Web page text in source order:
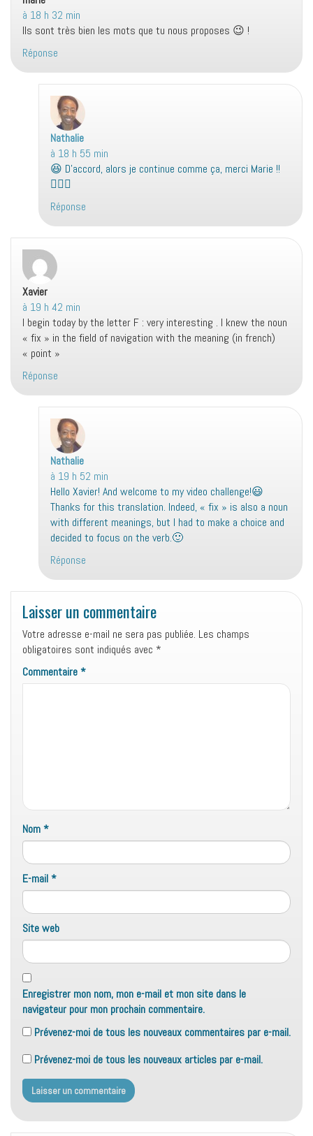
à 18 h 32 min
Ils sont très bien les mots que tu nous proposes 😉 !
Réponse
Nathalie
i
t
à 18 h 55 min
😆 D’accord, alors je continue comme ça, merci Marie !!
👌🏻😉
Réponse
Xavier
à 19 h 42 min
I begin today by the letter F : very interesting . I knew the noun
« fix » in the field of navigation with the meaning (in french)
« point »
Réponse
Nathalie
i
t
:
à 19 h 52 min
Hello Xavier! And welcome to my video challenge!😃
Thanks for this translation. Indeed, « fix » is also a noun
with different meanings, but I had to make a choice and
decided to focus on the verb.🙂
Réponse
Laisser un commentaire
Votre adresse e-mail ne sera pas publiée. Les champs
obligatoires sont indiqués avec *
Commentaire*
Nom*
E-mail*
Site web
Enregistrer mon nom, mon e-mail et mon site dans le
navigateur pour mon prochain commentaire.
Prévenez-moi de tous les nouveaux commentaires par e-mail.
Prévenez-moi de tous les nouveaux articles par e-mail.